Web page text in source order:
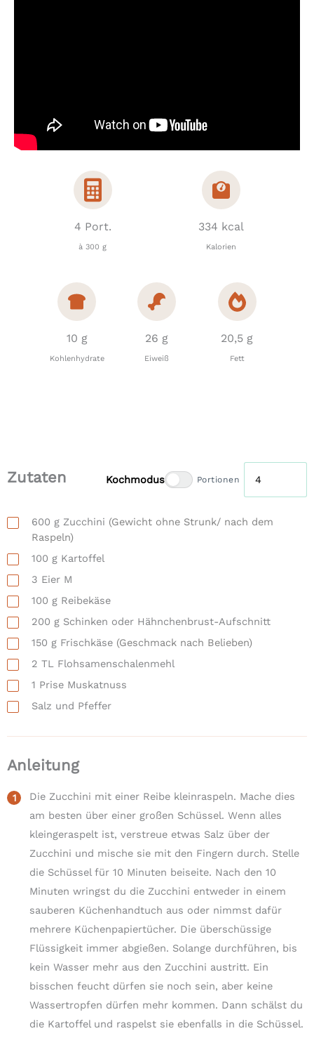
4 Port.
à 300 g
334 kcal
Kalorien
10 g
Kohlenhydrate
26 g
Eiweiß
20,5 g
Fett
Zutaten Kochmodus Portionen
600 g Zucchini (Gewicht ohne Strunk/ nach dem
Raspeln)
100 g Kartoffel
3 Eier M
100 g Reibekäse
200 g Schinken oder Hähnchenbrust-Aufschnitt
150 g Frischkäse (Geschmack nach Belieben)
2 TL Flohsamenschalenmehl
1 Prise Muskatnuss
Salz und Pfeffer
Anleitung
Die Zucchini mit einer Reibe kleinraspeln. Mache dies
am besten über einer großen Schüssel. Wenn alles
kleingeraspelt ist, verstreue etwas Salz über der
Zucchini und mische sie mit den Fingern durch. Stelle
die Schüssel für 10 Minuten beiseite. Nach den 10
Minuten wringst du die Zucchini entweder in einem
sauberen Küchenhandtuch aus oder nimmst dafür
mehrere Küchenpapiertücher. Die überschüssige
Flüssigkeit immer abgießen. Solange durchführen, bis
kein Wasser mehr aus den Zucchini austritt. Ein
bisschen feucht dürfen sie noch sein, aber keine
Wassertropfen dürfen mehr kommen. Dann schälst du
die Kartoffel und raspelst sie ebenfalls in die Schüssel.